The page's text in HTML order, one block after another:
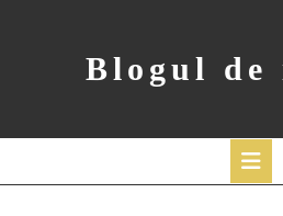
Blogul de